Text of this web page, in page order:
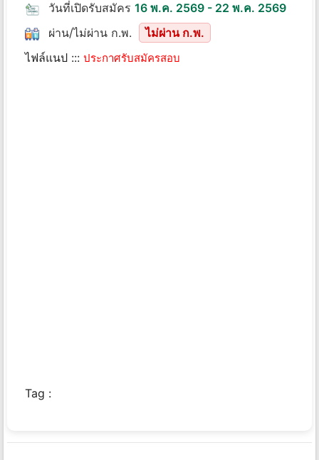
วันที่เปิดรับสมัคร 16 พ.ค. 2569 - 22 พ.ค. 2569
ผ่าน/ไม่ผ่าน ก.พ.
ไม่ผ่าน ก.พ.
ไฟล์แนป ::: ประกาศรับสมัครสอบ
Tag :